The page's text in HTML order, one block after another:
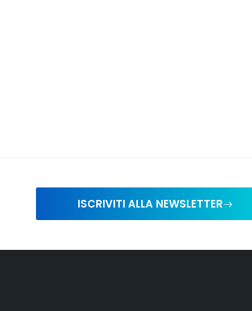
ISCRIVITI ALLA NEWSLETTER